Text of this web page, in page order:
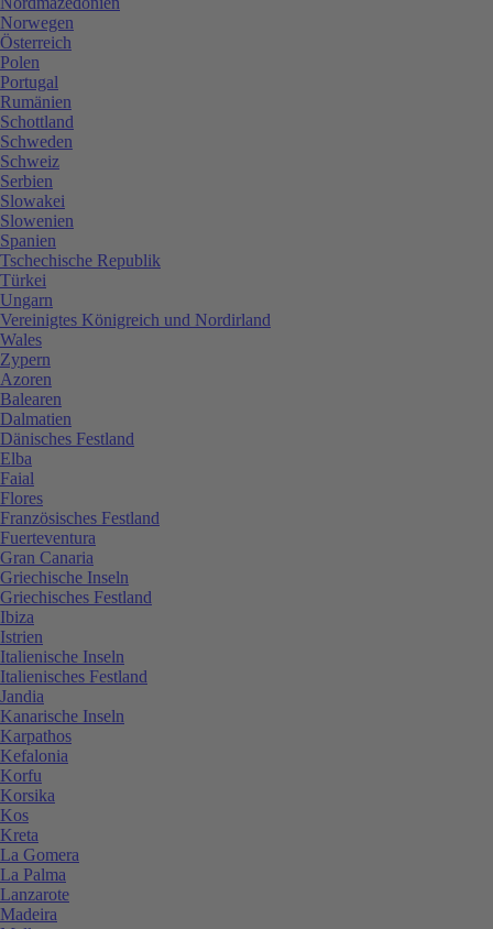
Norwegen
Österreich
Polen
Portugal
Rumänien
Schottland
Schweden
Schweiz
Serbien
Slowakei
Slowenien
Spanien
Tschechische Republik
Türkei
Ungarn
Vereinigtes Königreich und Nordirland
Wales
Zypern
Azoren
Balearen
Dalmatien
Dänisches Festland
Elba
Faial
Flores
Französisches Festland
Fuerteventura
Gran Canaria
Griechische Inseln
Griechisches Festland
Ibiza
Istrien
Italienische Inseln
Italienisches Festland
Jandia
Kanarische Inseln
Karpathos
Kefalonia
Korfu
Korsika
Kos
Kreta
La Gomera
La Palma
Lanzarote
Madeira